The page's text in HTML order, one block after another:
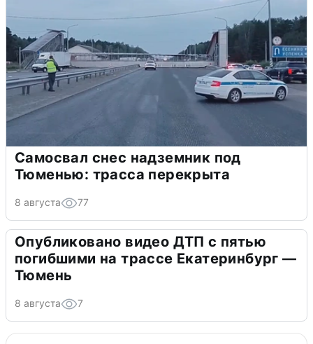
Самосвал снес надземник под
Тюменью: трасса перекрыта
8 августа 77
Опубликовано видео ДТП с пятью
погибшими на трассе Екатеринбург —
Тюмень
8 августа 7